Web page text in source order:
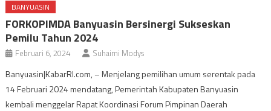
BANYUASIN
FORKOPIMDA Banyuasin Bersinergi Sukseskan
Pemilu Tahun 2024
Februari 6, 2024 Suhaimi Modys
Banyuasin|KabarRI.com, – Menjelang pemilihan umum serentak pada
14 Februari 2024 mendatang, Pemerintah Kabupaten Banyuasin
kembali menggelar Rapat Koordinasi Forum Pimpinan Daerah